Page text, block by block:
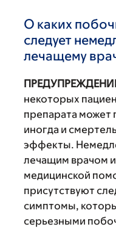
О каких
следует
лечащему
некоторых
препарата может
иногда и
эффекты.
лечащим врачом
медицинской
присутствуют
симптомы,
серьезными